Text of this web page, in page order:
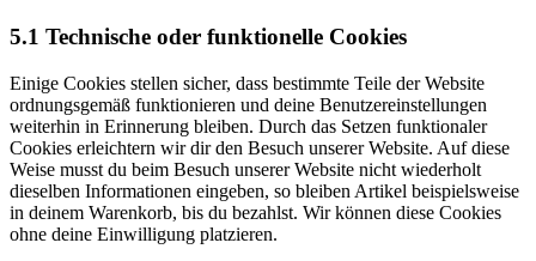
5.1 Technische oder funktionelle Cookies
Einige Cookies stellen sicher, dass bestimmte Teile der Website
ordnungsgemäß funktionieren und deine Benutzereinstellungen
weiterhin in Erinnerung bleiben. Durch das Setzen funktionaler
Cookies erleichtern wir dir den Besuch unserer Website. Auf diese
Weise musst du beim Besuch unserer Website nicht wiederholt
dieselben Informationen eingeben, so bleiben Artikel beispielsweise
in deinem Warenkorb, bis du bezahlst. Wir können diese Cookies
ohne deine Einwilligung platzieren.